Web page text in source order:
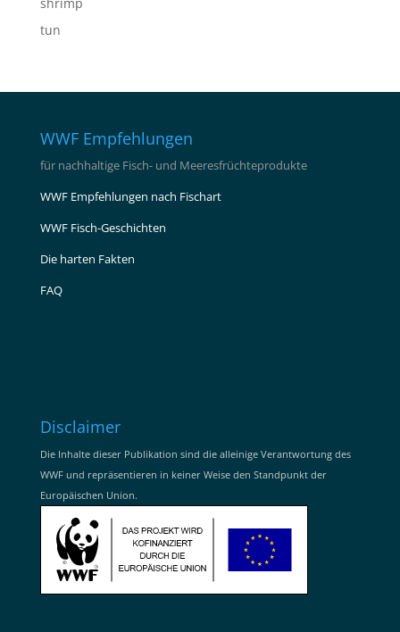
shrimp
tun
WWF Empfehlungen
für nachhaltige Fisch- und Meeresfrüchteprodukte
WWF Empfehlungen nach Fischart
WWF Fisch-Geschichten
Die harten Fakten
FAQ
Disclaimer
Die Inhalte dieser Publikation sind die alleinige Verantwortung des
WWF und repräsentieren in keiner Weise den Standpunkt der
Europäischen Union.